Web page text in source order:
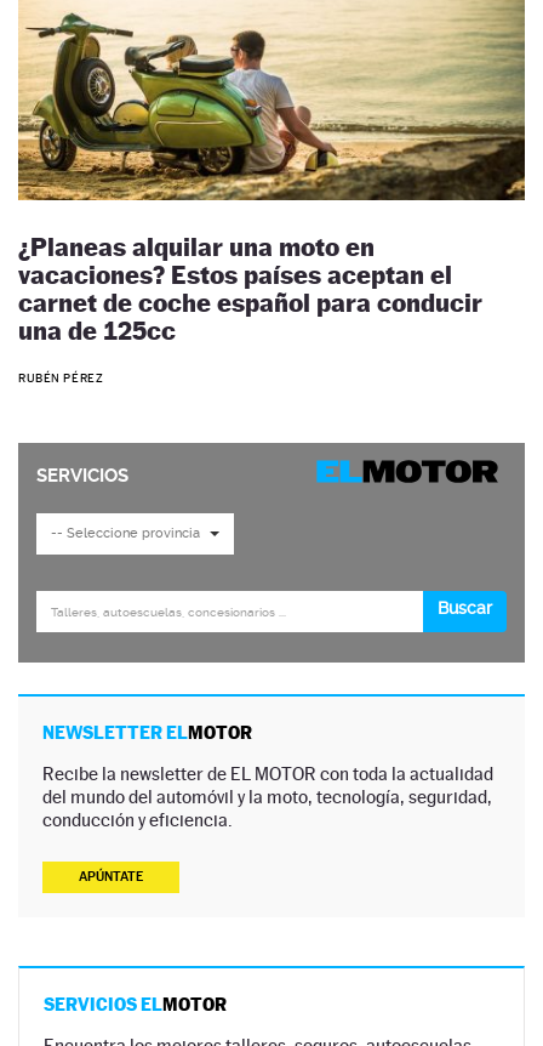
¿Planeas alquilar una moto en
vacaciones? Estos países aceptan el
carnet de coche español para conducir
una de 125cc
RUBÉN PÉREZ
NEWSLETTER ELMOTOR
Recibe la newsletter de EL MOTOR con toda la actualidad
del mundo del automóvil y la moto, tecnología, seguridad,
conducción y eficiencia.
APÚNTATE
SERVICIOS ELMOTOR